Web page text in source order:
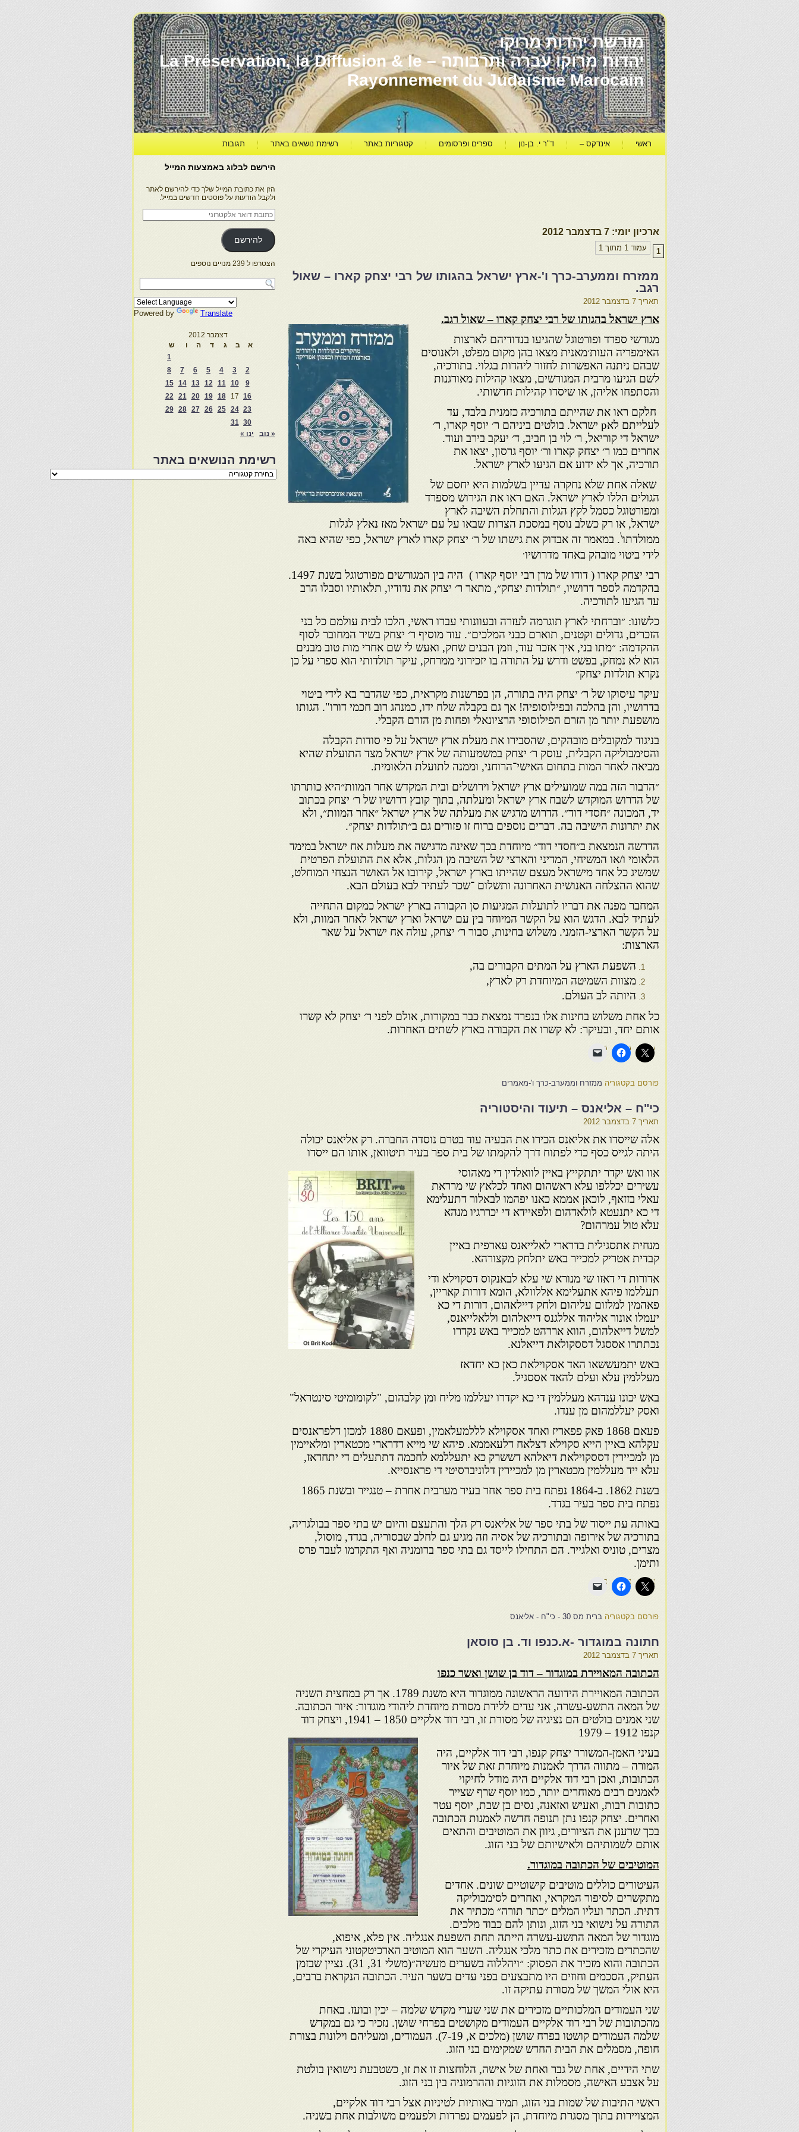
מורשת יהדות מרוקו
יהדות מרוקו עברה ותרבותה – La Préservation, la Diffusion & le
Rayonnement du Judaïsme Marocain
ראשי אינדקס – ד"ר י. בן-נון ספרים ופרסומים קטגוריות באתר רשימת נושאים באתר תגובות
ארכיון יומי: 7 בדצמבר 2012
עמוד 1 מתוך 1 1
ממזרח וממערב-כרך ו'-ארץ ישראל בהגותו של רבי יצחק קארו – שאול
רגב.
תאריך 7 בדצמבר 2012
ארץ ישראל בהגותו של רבי יצחק קארו – שאול רגב.
מגורשי ספרד ופורטוגל שהגיעו בנדודיהם לארצות
האימפריה העות׳מאנית מצאו בהן מקום מפלט, ולאנוסים
שבהם ניתנה האפשרות לחזור ליהדות בגלוי. בתורכיה,
לשם הגיעו מרבית המגורשים, מצאו קהילות מאורגנות
והסתפחו אליהן, או שיסדו קהילות חדשותי.
חלקם ראו את שהייתם בתורכיה כזמנית בלבד, עד
לעלייתם לאp ישראל. בולטים ביניהם ר׳ יוסף קארו, ר׳
ישראל די קוריאל, ר׳ לוי בן חביב, ד׳ יעקב בירב ועוד.
אחרים כמו ר׳ יצחק קארו ור׳ יוסף גרסון, יצאו את
תורכיה, אך לא ידוע אם הגיעו לארץ ישראל.
שאלה אחת שלא נחקרה עדיין בשלמות היא יחסם של
הגולים הללו לארץ ישראל. האם ראו את הגירוש מספרד
ומפורטוגל כסמל לקץ הגלות והתחלת השיבה לארץ
ישראל, או רק כשלב נוסף במסכת הצרות שבאו על עם ישראל מאז נאלץ לגלות
ממולדתו\. במאמר זה אבדוק את גישתו של ר׳ יצחק קארו לארץ ישראל, כפי שהיא באה
לידי ביטוי מובהק באחד מדרושיו.
רבי יצחק קארו ( דודו של מרן רבי יוסף קארו ) היה בין המגורשים מפורטוגל בשנת 1497.
בהקדמה לספר דרושיו, ״תולדות יצחק״, מתאר ר׳ יצחק את נדודיו, תלאותיו וסבלו הרב
עד הגיעו לתורכיה.
כלשונו: ״וברחתי לארץ תוגרמה לעזרה ובעוונותי עברו ראשי, הלכו לבית עולמם כל בני
הזכרים, גדולים וקטנים, תוארם כבני המלכים״. עוד מוסיף ר׳ יצחק בשיר המחובר לסוף
ההקדמה: ״מתו בני, איך אזכר עוד, וזמן הבנים שחק, ואעש לי שם אחרי מות טוב מבנים
הוא לא נמחק, בפשט ודרש על התורה בו יזכירוני ממרחק, עיקר תולדותי הוא ספרי על כן
נקרא תולדות יצחק״
עיקר עיסוקו של ר׳ יצחק היה בתורה, הן בפרשנות מקראית, כפי שהדבר בא לידי ביטוי
בדרושיו, והן בהלכה ובפילוסופיה! אך גם בקבלה שלח ידו, כמנהג רוב חכמי דורו". הגותו
מושפעת יותר מן הזרם הפילוסופי הרציונאלי ופחות מן הזרם הקבלי.
בניגוד למקובלים מובהקים, שהסבירו את מעלת ארץ ישראל על פי סודות הקבלה
והסימבוליקה הקבלית, עוסק ר׳ יצחק במשמעותה של ארץ ישראל מצד התועלת שהיא
מביאה לאחר המות בתחום האישי־הרוחני, וממנה לתועלת הלאומית.
״הדבור הזה במה שמועילים ארץ ישראל וירושלים ובית המקדש אחר המוות״היא כותרתו
של הדרוש המוקדש לשבח ארץ ישראל ומעלתה, בתוך קובץ דרושיו של ר׳ יצחק בכתוב
יד, המכונה ״חסדי דוד״. הדרוש מדגיש את מעלתה של ארץ ישראל ״אחר המוות״, ולא
את יתרונות הישיבה בה. דברים נוספים ברוח זו פזורים גם ב״תולדות יצחק״.
הדרשה הנמצאת ב״חסדי דוד״ מיוחדת בכך שאינה מדגישה את מעלות אח ישראל במימד
הלאומי ו/או המשיחי, המדיני והארצי של השיבה מן הגלות, אלא את התועלת הפרטית
שמשיג כל אחד מישראל מעצם שהייתו בארץ ישראל, קירובו אל האושר הנצחי המוחלט,
שהוא ההצלחה האנושית האחרונה ותשלום ־שכר לעתיד לבא בעולם הבא.
המחבר מפנה את דבריו לתועלות המגיעות סן הקבורה בארץ ישראל כמקום התחייה
לעתיד לבא. הדגש הוא על הקשר המיוחד בין עם ישראל וארץ ישראל לאחר המוות, ולא
על הקשר הארצי-הזמני. משלוש בחינות, סבור ר׳ יצחק, עולה אח ישראל על שאר
הארצות:
השפעת הארץ על המתים הקבורים בה,
מצוות השמיטה המיוחדת רק לארץ,
היותה לב העולם.
כל אחת משלוש בחינות אלו בנפרד נמצאת כבר במקורות, אולם לפני ר׳ יצחק לא קשרו
אותם יחד, ובעיקר: לא קשרו את הקבורה בארץ לשתים האחרות.
פורסם בקטגוריה ממזרח וממערב-כרך ו'-מאמרים
כי"ח – אליאנס – תיעוד והיסטוריה
תאריך 7 בדצמבר 2012
אלה שייסדו את אליאנס הכירו את הבעיה עוד בטרם נוסדה החברה. רק אליאנס יכולה
היתה לגייס כסף כדי לפתוח דרך להקמתו של בית ספר בעיר תיטוואן, אותו הם ייסדו
אוו ואש יקדר יתתקייץ באיין לוואלדין די מאהוסי
עשירים יכללפו עלא ראשהום ואחד לכלאץ שי מרראת
עאלי בזזאף, לוכאן אממא כאנו יפהמו לבאלור דתעלימא
די כא יתנעטא לולאדהום ולפאיידא די יכררגיו מנהא
עלא טול עמרהום?
מנחית אתסגילית בדרארי לאלייאנס עארפית באיין
קבדית אטריק למכייר באש יתלחק מקצורהא.
אדורות די דאזו שי מנורא שי עלא לבאנקוס דסקוילא ודי
תעללמו פיהא אתעלימא אללוולא, הומא דורות קאריין,
פאהמין למלזום עליהום ולחק דיילאהום, דורות די כא
יעמלו אונור אליהוד אללגנס דייאלהום וללאלייאנס,
למשל דייאלהום, הווא אררהט למכייר באש נקדרו
נכתתרו אססגל דססקולאת דייאלנא.
באש יתמעששאו האד אסקוילאת כאן כא יחדאז
מעללמין עלא ועלם להאד אססגיל.
באש יכונו ענדהא מעללמין די כא יקדרו יעללמו מליח ומן קלבהום, "לקומומיטי סינטראל"
ואסק יעללמהום מן ענדו.
פעאם 1868 פאק פפאריז ואחד אסקוילא לללמעלאמין, ופעאם 1880 למכזן דלפראנסים
עקלהא באיין הייא סקוילא דצלאח דלעאממא. פיהא שי מייא דדרארי מכטארין ומלאיימין
מן למכיירין דססקוילאת דיאלהא דששרק כא יתעללמא לחכמה דתתעלים די יתחדאז,
עלא ייד מעללמין מכטארין מן למכיירין דלוניברסיטי די פראנסייא.
בשנת 1862. ב-1864 נפתח בית ספר אחר בעיר מערבית אחרת – טנגייר ובשנת 1865
נפתח בית ספר בעיר בגדד.
באותה עת ייסוד של בתי ספר של אליאנס רק הלך והתעצם והיום יש בתי ספר בבולגריה,
בתורכיה של אירופה ובתורכיה של אסיה וזה מגיע גם לחלב שבסוריה, בגדד, מוסול,
מצרים, טוניס ואלגייר. הם התחילו לייסד גם בתי ספר ברומניה ואף התקדמו לעבר פרס
ותימן.
פורסם בקטגוריה ברית מס 30 - כי"ח - אליאנס
חתונה במוגדור -א.כנפו וד. בן סוסאן
תאריך 7 בדצמבר 2012
הכתובה המאויירת במוגדור – דוד בן שושן ואשר כנפו
הכתובה המאויירת הידועה הראשונה ממוגדור היא משנת 1789. אך רק במחצית השניה
של המאה התשע-עשרה, אני עדים ללידת מסורת מיוחדת ליהודי מוגדור: איור הכתובה.
שני אמנים בולטים הם נציגיה של מסורת זו, רבי דוד אלקיים 1850 – 1941, ויצחק דוד
קנפו 1912 – 1979
בעיני האמן-המשורר יצחק קנפו, רבי דוד אלקיים, היה
המורה – מתווה הדרך לאמנות מיוחדת זאת של איור
הכתובות, ואכן רבי דוד אלקיים היה מודל לחיקוי
לאמנים רבים מאוחרים יותר, כמו יוסף שרף שצייר
כתובות רבות, ואעיש ואזאנה, נסים בן שבת, יוסף עטר
ואחרים. יצחק קנפו נתן תנופה חדשה לאמנות הכתובה
בכך שרענן את הציורים, גיוון את המוטיבים והתאים
אותם לשמותיהם ולאישיותם של בני הזוג.
המוטיבים של הכתובה במוגדור.
העיטורים כוללים מוטיבים קישוטיים שונים. אחדים
מתקשרים לסיפור המקראי, ואחרים לסימבוליקה
דתית. הכתר ועליו המלים ״כתר תורה״ מכתיר את
התורה על נישואי בני הזוג, ונותן להם כבוד מלכים.
מוגדור של המאה התשע-עשרה הייתה תחת השפעת אנגליה. אין פלא, איפוא,
שהכתרים מזכירים את כתר מלכי אנגליה. השער הוא המוטיב הארכיטקטוני העיקרי של
הכתובה והוא מזכיר את הפסוק: ״ויהללוה בשערים מעשיה״(משלי 31, 31). נציין שבזמן
העתיק, הסכמים וחוזים היו מתבצעים בפני עדים בשער העיר. הכתובה הנקראת ברבים,
היא אולי המשך של מסורת עתיקה זו.
שני העמודים המלכותיים מזכירים את שני שערי מקדש שלמה – יכין ובועז. באחת
מהכתובות של רבי דוד אלקיים העמודים מקושטים בפרחי שושן. נזכיר כי גם במקדש
שלמה העמודים קושטו בפרח שושן (מלכים א, 7-19). העמודים, ומעליהם וילונות בצורת
חופה, מסמלים את הבית החדש שמקימים בני הזוג.
שתי הידיים, אחת של גבר ואחת של אישה, הלוחצות זו את זו, כשטבעת נישואין בולטת
על אצבע האישה, מסמלות את הזוגיות וההרמוניה בין בני הזוג.
ראשי התיבות של שמות בני הזוג, תמיד באותיות לטיניות אצל רבי דוד אלקיים,
המצויירות בתוך מסגרת מיוחדת, הן לפעמים נפרדות ולפעמים משולבות אחת בשניה.
הירשם לבלוג באמצעות המייל
הזן את כתובת המייל שלך כדי להירשם לאתר
ולקבל הודעות על פוסטים חדשים במייל.
כתובת
דואר
אלקטרוני
להירשם
הצטרפו ל 239 מנויים נוספים
Powered by Translate
דצמבר 2012
א
ב ג ד ה ו
ש
1
2
3
4
5
6
7
8
9
10
11
12
13
14
15
16
17
18
19
20
21
22
23
24
25
26
27
28
29
30
31
« נוב
ינו »
רשימת הנושאים באתר
רשימת
הנושאים